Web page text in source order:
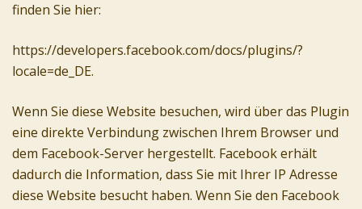
finden Sie hier:
https://developers.facebook.com/docs/plugins/?
locale=de_DE.
Wenn Sie diese Website besuchen, wird über das Plugin
eine direkte Verbindung zwischen Ihrem Browser und
dem Facebook-Server hergestellt. Facebook erhält
dadurch die Information, dass Sie mit Ihrer IP Adresse
diese Website besucht haben. Wenn Sie den Facebook